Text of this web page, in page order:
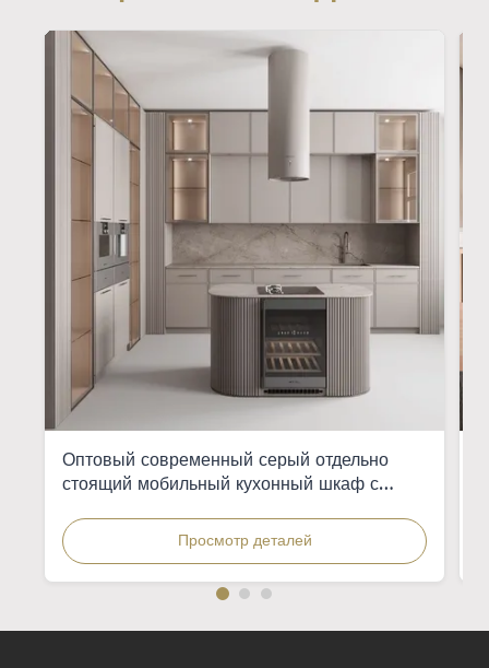
Оптовый современный серый отдельно
стоящий мобильный кухонный шкаф с
Просмотр деталей